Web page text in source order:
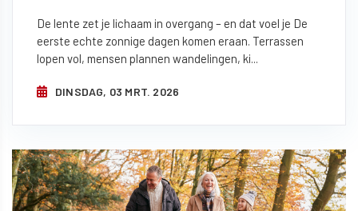
De lente zet je lichaam in overgang – en dat voel je De
eerste echte zonnige dagen komen eraan. Terrassen
lopen vol, mensen plannen wandelingen, ki...
DINSDAG, 03 MRT. 2026